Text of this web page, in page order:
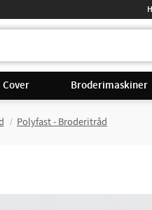
Cover Broderimaskiner
Polyfast - Broderitråd